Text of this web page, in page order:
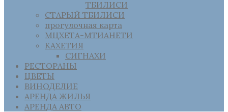
ТБИЛИСИ
СТАРЫЙ ТБИЛИСИ
прогулочная карта
МЦХЕТА-МТИАНЕТИ
КАХЕТИЯ
СИГНАХИ
РЕСТОРАНЫ
ЦВЕТЫ
ВИНОДЕЛИЕ
АРЕНДА ЖИЛЬЯ
АРЕНДА АВТО